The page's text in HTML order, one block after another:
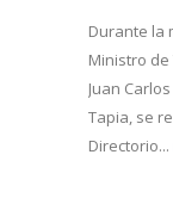
Durante la
Ministro
Juan
Tapia, se
Directorio...